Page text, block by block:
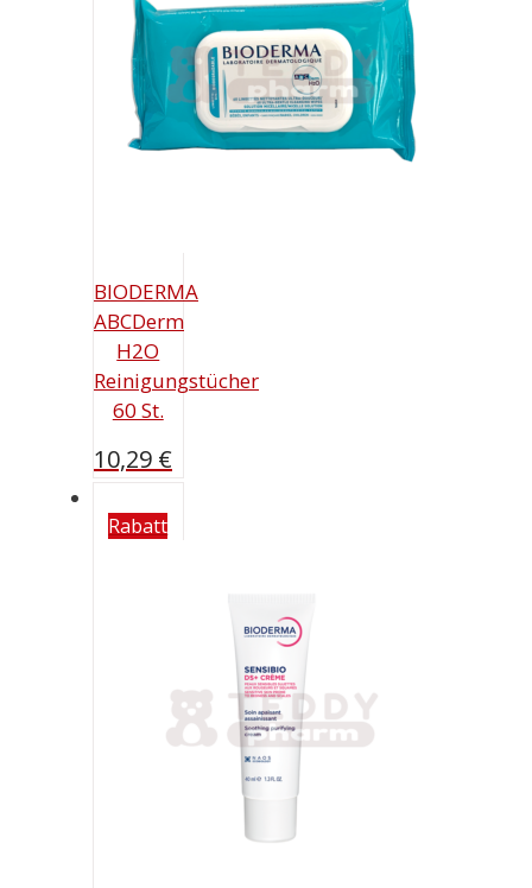
BIODERMA
ABCDerm
H2O
Reinigungstücher
60 St.
10,29 €
Rabatt